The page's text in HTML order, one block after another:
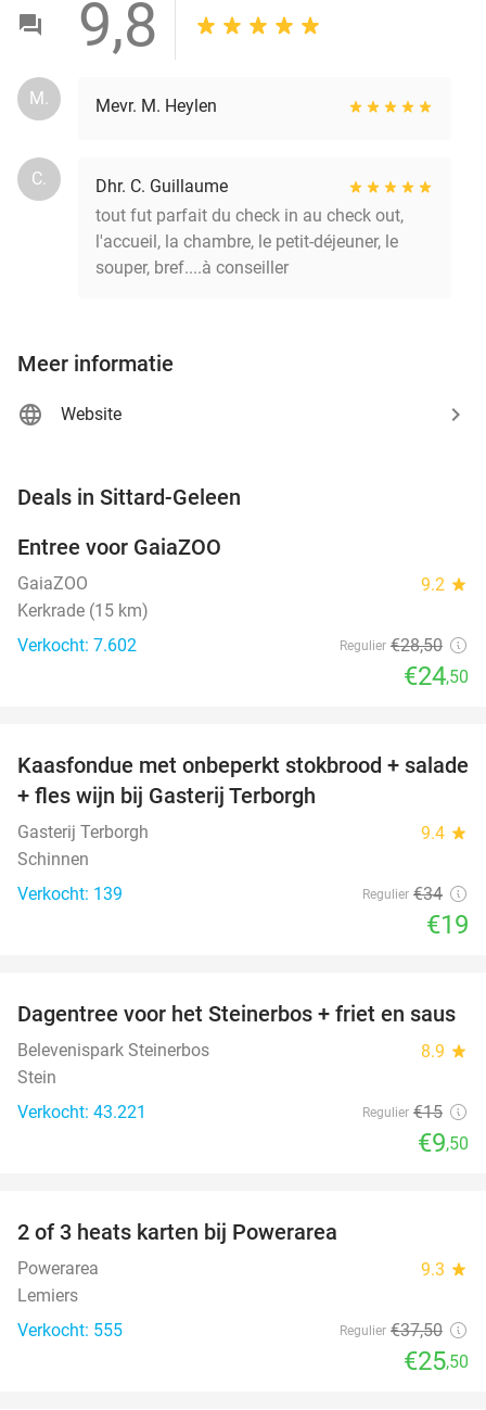
9,8
M. Mevr. M. Heylen
C.
Dhr. C. Guillaume
tout fut parfait du check in au check out,
l'accueil, la chambre, le petit-déjeuner, le
souper, bref....à conseiller
Meer informatie
Website
Deals in Sittard-Geleen
Entree voor GaiaZOO
GaiaZOO 9.2 star
Kerkrade (15 km)
Verkocht: 7.602
Regulier €28,50
€24,50
44%
Kaasfondue met onbeperkt stokbrood + salade
+ fles wijn bij Gasterij Terborgh
Gasterij Terborgh 9.4 star
Schinnen
Verkocht: 139
Regulier €34
€19
37%
Dagentree voor het Steinerbos + friet en saus
Belevenispark Steinerbos 8.9 star
Stein
Verkocht: 43.221
Regulier €15
€9,50
2 of 3 heats karten bij Powerarea
Powerarea 9.3 star
Lemiers
Verkocht: 555
Regulier €37,50
€25,50